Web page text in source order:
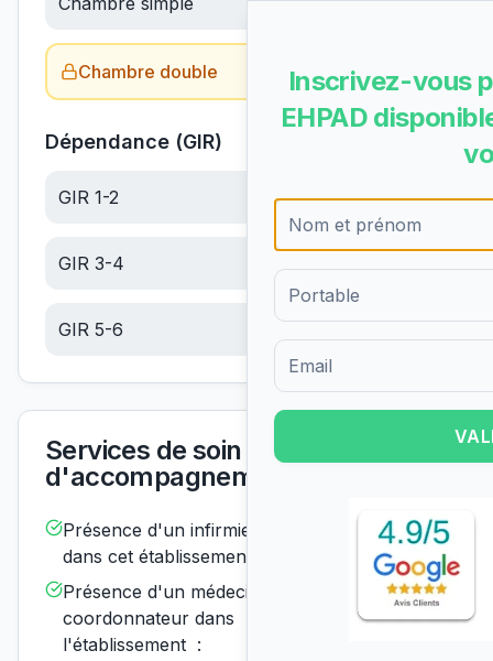
Chambre double Obtenir le tarif →
Dépendance (GIR)
GIR 1-2 6.10€/jour
GIR 3-4
GIR 5-6 6.10€/jour
Services de soin et
d'accompagnement
Présence d'un infirmier de nuit
dans cet établissement :
Disponible
Présence d'un médecin
coordonnateur dans
l'établissement :
Disponible
Inscrivez-vous
EHPAD
Formulaire d'inscription pour